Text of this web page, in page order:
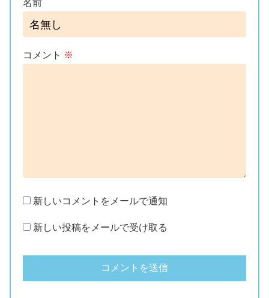
名前
コメント ※
新しいコメントをメールで通知
新しい投稿をメールで受け取る